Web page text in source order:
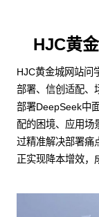
HJC黄
HJC黄金城网站
部署、信创适配、
部署DeepSeek中
配的困境、应用场
过精准解决部署痛
正实现降本增效，